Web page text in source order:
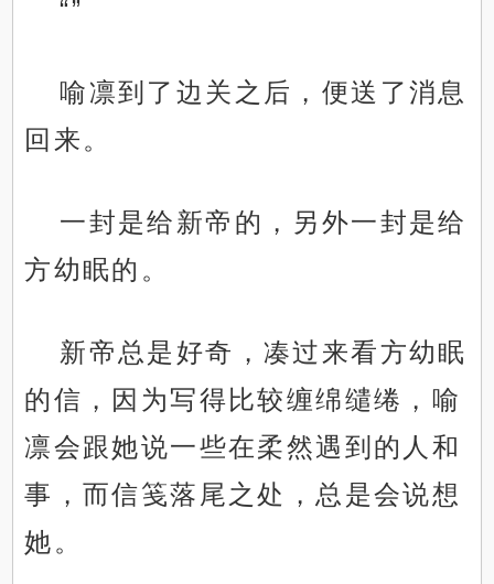
“”
喻凛到了边关之后，便送了消息
回来。
一封是给新帝的，另外一封是给
方幼眠的。
新帝总是好奇，凑过来看方幼眠
的信，因为写得比较缠绵缱绻，喻
凛会跟她说一些在柔然遇到的人和
事，而信笺落尾之处，总是会说想
她。